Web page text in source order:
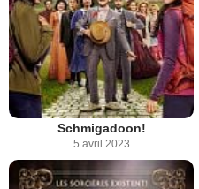
Schmigadoon!
5 avril 2023